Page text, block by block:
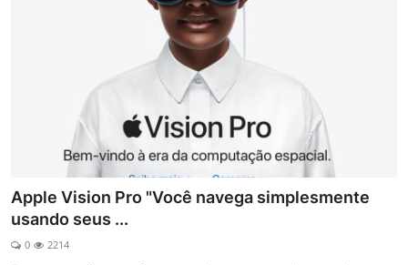
Apple Vision Pro "Você navega simplesmente
usando seus ...
0 2214